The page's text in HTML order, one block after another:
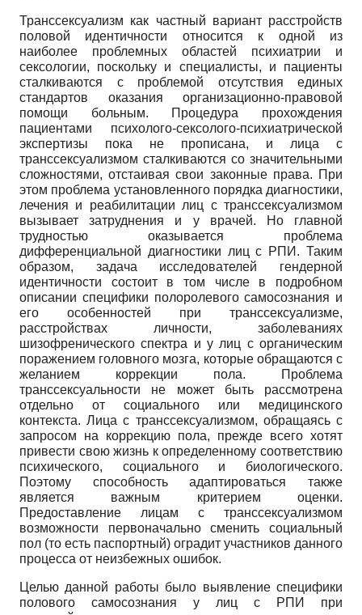
Транссексуализм как частный вариант расстройств
половой идентичности относится к одной из
наиболее проблемных областей психиатрии и
сексологии, поскольку и специалисты, и пациенты
сталкиваются с проблемой отсутствия единых
стандартов оказания организационно-правовой
помощи больным. Процедура прохождения
пациентами психолого-сексолого-психиатрической
экспертизы пока не прописана, и лица с
транссексуализмом сталкиваются со значительными
сложностями, отстаивая свои законные права. При
этом проблема установленного порядка диагностики,
лечения и реабилитации лиц с транссексуализмом
вызывает затруднения и у врачей. Но главной
трудностью оказывается проблема
дифференциальной диагностики лиц с РПИ. Таким
образом, задача исследователей гендерной
идентичности состоит в том числе в подробном
описании специфики полоролевого самосознания и
его особенностей при транссексуализме,
расстройствах личности, заболеваниях
шизофренического спектра и у лиц с органическим
поражением головного мозга, которые обращаются с
желанием коррекции пола. Проблема
транссексуальности не может быть рассмотрена
отдельно от социального или медицинского
контекста. Лица с транссексуализмом, обращаясь с
запросом на коррекцию пола, прежде всего хотят
привести свою жизнь к определенному соответствию
психического, социального и биологического.
Поэтому способность адаптироваться также
является важным критерием оценки.
Предоставление лицам с транссексуализмом
возможности первоначально сменить социальный
пол (то есть паспортный) оградит участников данного
процесса от неизбежных ошибок.
Целью данной работы было выявление специфики
полового самосознания у лиц с РПИ при